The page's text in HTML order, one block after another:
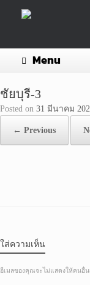
Menu
ชัยบุรี-3
Posted on 31 มีนาคม
← Previous
ใส่ความเห็น
อีเมลของคุณจะไม่แสดงให้คนอื่น